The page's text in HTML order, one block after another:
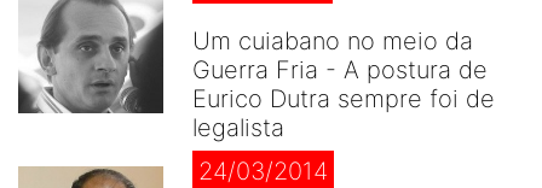
Um cuiabano no meio da
Guerra Fria - A postura de
Eurico Dutra sempre foi de
legalista
24/03/2014